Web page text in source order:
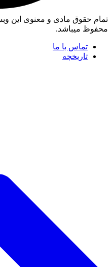
تمام حقوق مادی و معنوی این
محفوظ میباشد.
تماس با ما
تاریخچه